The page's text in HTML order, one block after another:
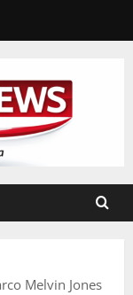
Melvin Jones